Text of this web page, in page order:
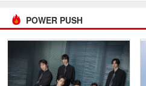
POWER PUSH